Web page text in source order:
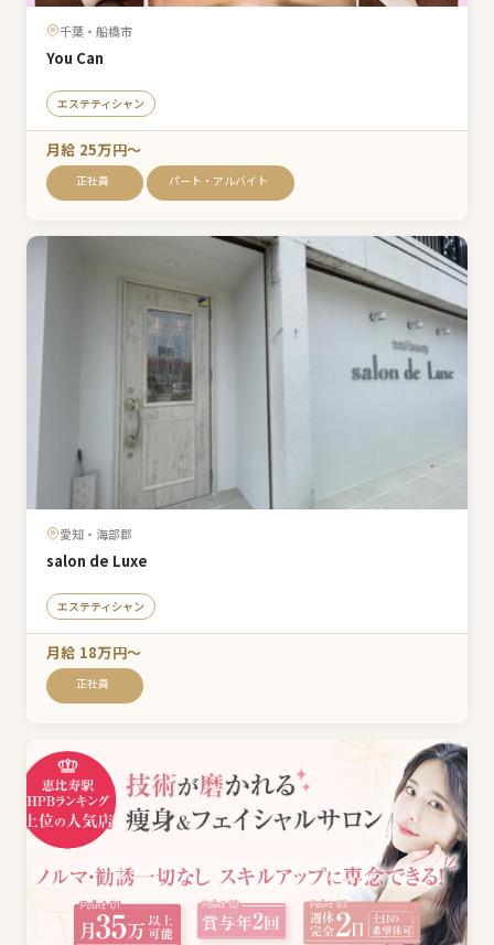
千葉・船橋市
You Can
エステティシャン
月給 25万円〜
正社員 パート・アルバイト
愛知・海部郡
salon de Luxe
エステティシャン
月給 18万円〜
正社員